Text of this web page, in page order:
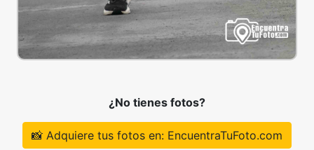
¿No tienes fotos?
📸 Adquiere tus fotos en: EncuentraTuFoto.com